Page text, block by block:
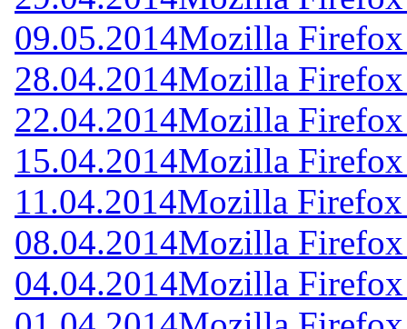
09.05.2014Mozilla
28.04.2014Mozilla
22.04.2014Mozilla
15.04.2014Mozilla
11.04.2014Mozilla
08.04.2014Mozilla
04.04.2014Mozilla